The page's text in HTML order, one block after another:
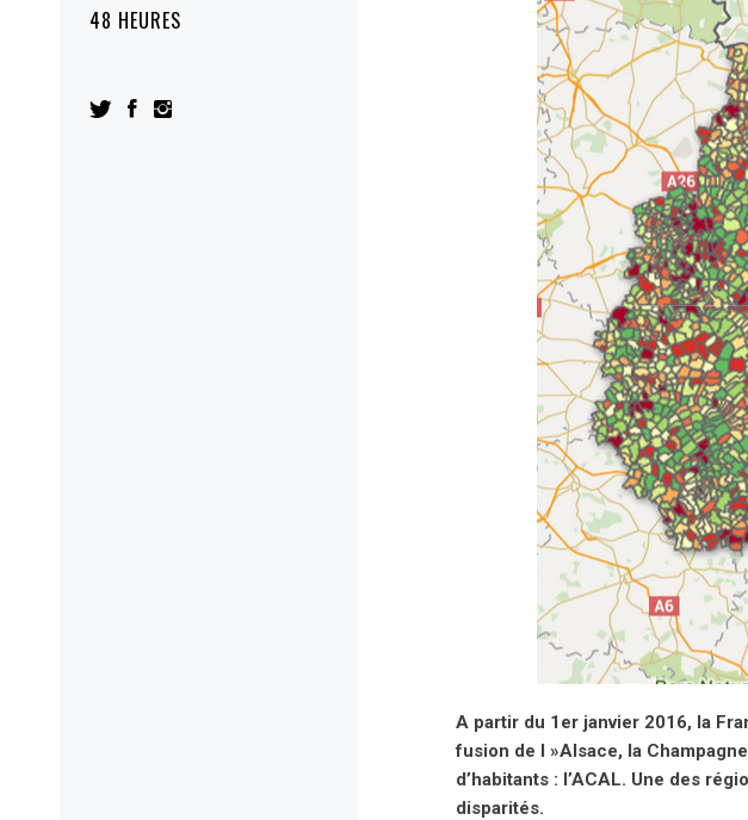
48 HEURES
A partir du 1er janvier 2016, la
fusion de l »Alsace, la
d’habitants : l’ACAL. Une des
disparités.